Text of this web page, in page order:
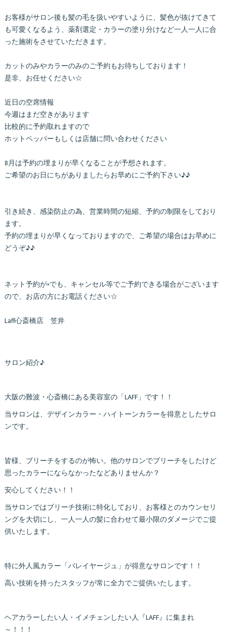
お客様がサロン後も髪の毛を扱いやすいように、髪色が抜けてきて
も可愛くなるよう、薬剤選定・カラーの塗り分けなど一人一人に合
った施術をさせていただきます。
カットのみやカラーのみのご予約もお待ちしております！
是非、お任せください☆
近日の空席情報
今週はまだ空きがあります
比較的に予約取れますので
ホットペッパーもしくは店舗に問い合わせください
8月は予約の埋まりが早くなることが予想されます。
ご希望のお日にちがありましたらお早めにご予約下さい♪♪
引き続き、感染防止の為、営業時間の短縮、予約の制限をしており
ます。
予約の埋まりが早くなっておりますので、ご希望の場合はお早めに
どうぞ♪♪
ネット予約が×でも、キャンセル等でご予約できる場合がございます
ので、お店の方にお電話ください☆
Laff心斎橋店 笠井
サロン紹介♪
大阪の難波・心斎橋にある美容室の「LAFF」です！！
当サロンは、デザインカラー・ハイトーンカラーを得意としたサロ
ンです。
皆様、ブリーチをするのが怖い。他のサロンでブリーチをしたけど
思ったカラーにならなかったなどありませんか？
安心してください！！
当サロンではブリーチ技術に特化しており、お客様とのカウンセリ
ングを大切にし、一人一人の髪に合わせて最小限のダメージでご提
供いたします。
特に外人風カラー「バレイヤージュ」が得意なサロンです！！
高い技術を持ったスタッフが常に全力でご提供いたします。
ヘアカラーしたい人・イメチェンしたい人『LAFF』に集まれ
～！！！